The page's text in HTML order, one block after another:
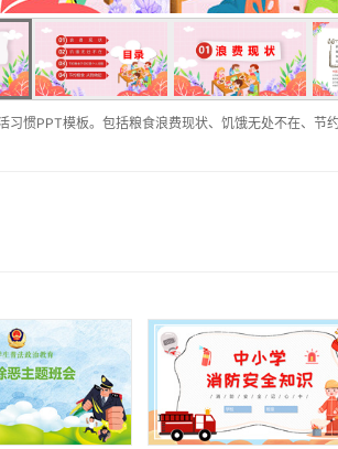
习惯PPT模板。包括粮食浪费现状、饥饿无处不在、节